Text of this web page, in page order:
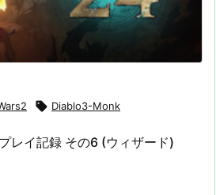
 Diablo3-Monk
レイ記録 その6 (ウィザード)